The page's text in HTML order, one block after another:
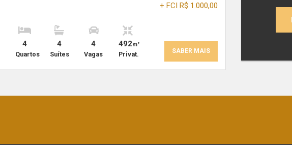
4
Quartos
4
Suítes
4
Vagas
492m²
Privat.
+ FCI R$ 1.000,00
SABER MAIS